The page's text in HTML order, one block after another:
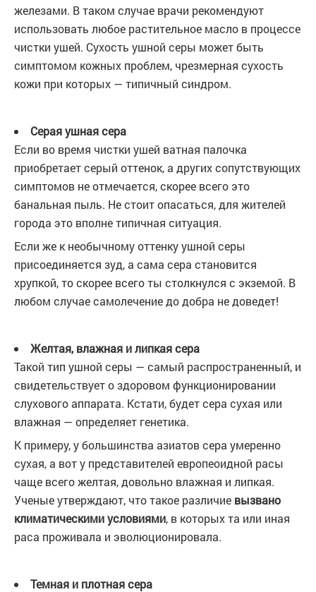
железами. В таком случае врачи рекомендуют
использовать любое растительное масло в процессе
чистки ушей. Сухость ушной серы может быть
симптомом кожных проблем, чрезмерная сухость
кожи при которых — типичный синдром.
Серая ушная сера
Если во время чистки ушей ватная палочка
приобретает серый оттенок, а других сопутствующих
симптомов не отмечается, скорее всего это
банальная пыль. Не стоит опасаться, для жителей
города это вполне типичная ситуация.
Если же к необычному оттенку ушной серы
присоединяется зуд, а сама сера становится
хрупкой, то скорее всего ты столкнулся с экземой. В
любом случае самолечение до добра не доведет!
Желтая, влажная и липкая сера
Такой тип ушной серы — самый распространенный, и
свидетельствует о здоровом функционировании
слухового аппарата. Кстати, будет сера сухая или
влажная — определяет генетика.
К примеру, у большинства азиатов сера умеренно
сухая, а вот у представителей европеоидной расы
чаще всего желтая, довольно влажная и липкая.
Ученые утверждают, что такое различие вызвано
климатическими условиями, в которых та или иная
раса проживала и эволюционировала.
Темная и плотная сера